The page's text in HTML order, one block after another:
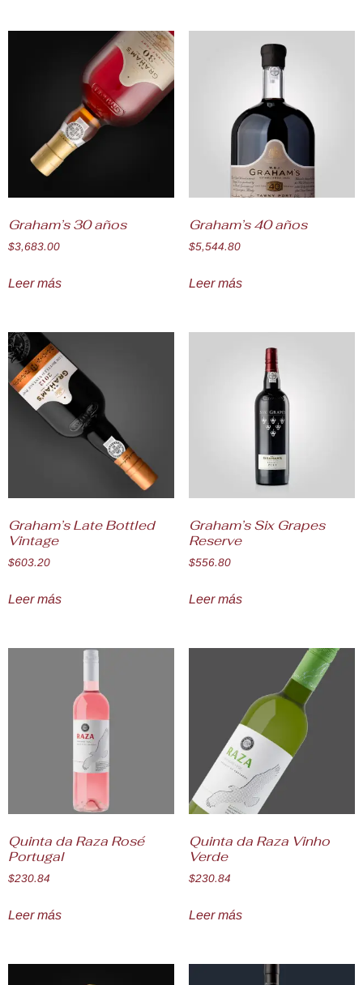
Graham’s 30 años
$3,683.00
Leer más
Graham’s 40 años
$5,544.80
Leer más
Graham’s Late Bottled
Vintage
$603.20
Leer más
Graham’s Six Grapes
Reserve
$556.80
Leer más
Quinta da Raza Rosé
Portugal
$230.84
Leer más
Quinta da Raza Vinho
Verde
$230.84
Leer más